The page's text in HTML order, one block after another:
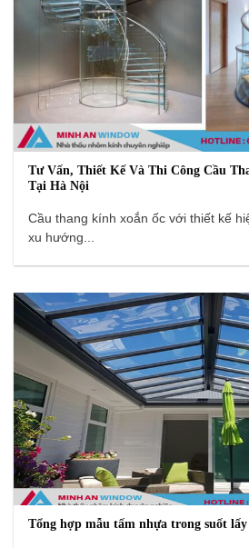
Tư Vấn, Thiết Kế Và Thi Công Cầu
Tại Hà Nội
Cầu thang kính xoắn ốc với thiết kế
xu hướng...
Tổng hợp mẫu tấm nhựa trong suốt lấy